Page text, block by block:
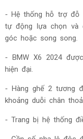
- Hệ thống hỗ trợ đỗ
tự động lựa chọn và
góc hoặc song song.
- BMW X6 2024
hiện đại.
- Hàng ghế 2 tương
khoảng duỗi chân
- Trang bị hệ thống